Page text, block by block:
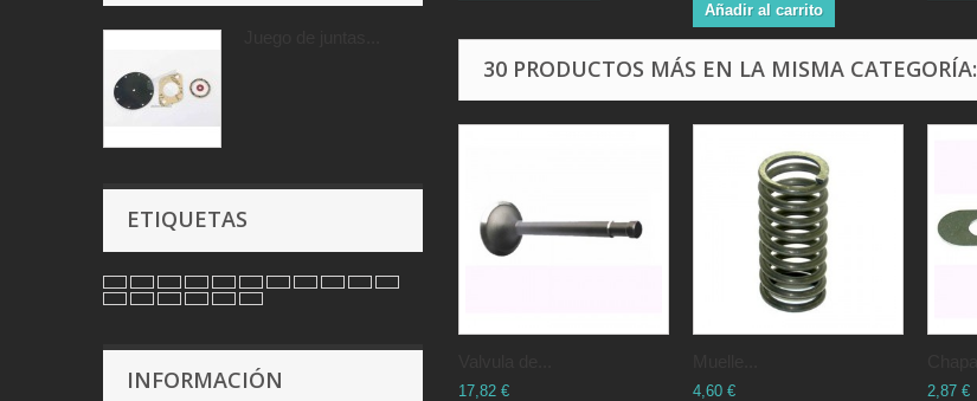
ETIQUETAS
INFORMACIÓN
Añadir al carrito
30 PRODUCTOS MÁS EN LA MISMA CATEGORÍA:
17,82 € 4,60 € 2,87 €